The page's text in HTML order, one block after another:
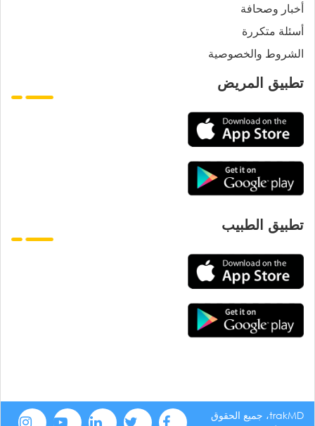
أخبار وصحافة
أسئلة متكررة
الشروط والخصوصية
تطبيق المريض
تطبيق الطبيب
trakMD، جميع الحقوق